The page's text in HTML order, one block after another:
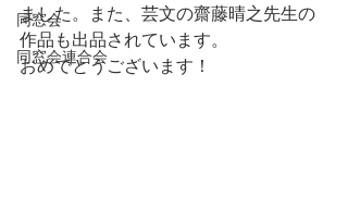
同窓会
同窓会連合会
ました。また、芸文の齋藤晴之先生の
作品も出品されています。
おめでとうございます！